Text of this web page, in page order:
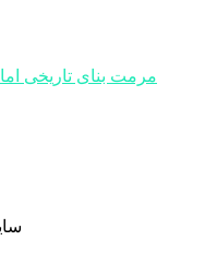
مرمت بنای تاریخی